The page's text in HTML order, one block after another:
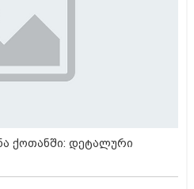
ქოთანში: დეტალური